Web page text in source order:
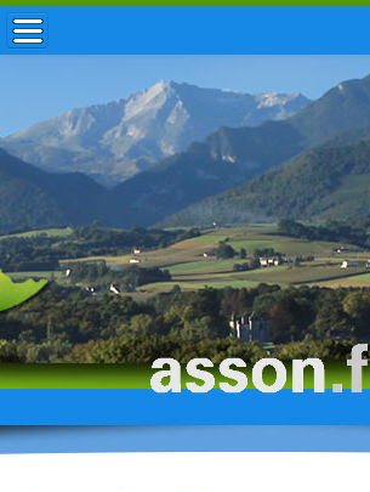
ACCUEIL / INFOS
MUNICIPALITÉ
VIE LOCALE
ENFANCE
TOURISME
HISTOIRE